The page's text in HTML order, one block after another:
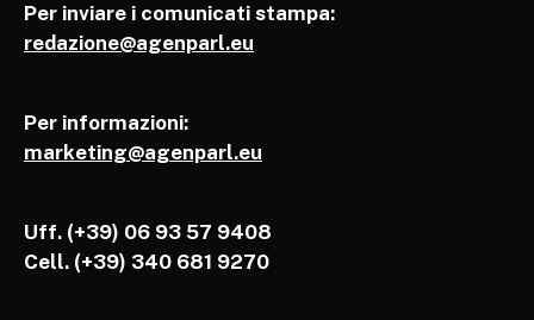
Per inviare i comunicati stampa:
redazione@agenparl.eu
Per informazioni:
marketing@agenparl.eu
Uff. (+39) 06 93 57 9408
Cell. (+39) 340 681 9270